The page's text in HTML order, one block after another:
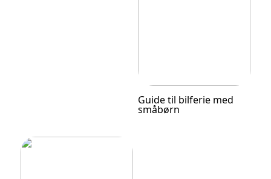
Guide til bilferie med
småbørn